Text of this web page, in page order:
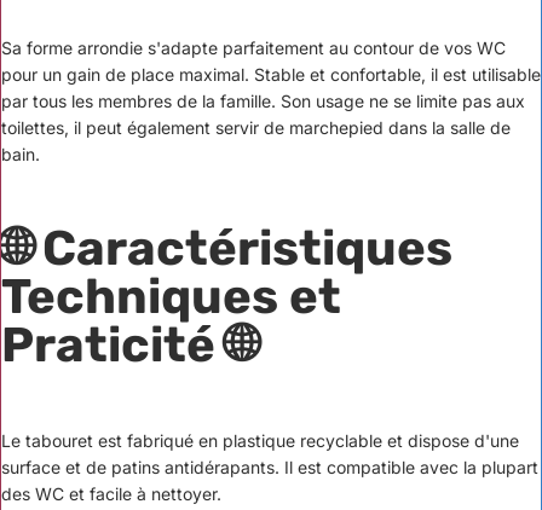
Sa forme arrondie s'adapte parfaitement au contour de vos WC
pour un gain de place maximal. Stable et confortable, il est utilisable
par tous les membres de la famille. Son usage ne se limite pas aux
toilettes, il peut également servir de marchepied dans la salle de
bain.
🌐 Caractéristiques
Techniques et
Praticité 🌐
Le tabouret est fabriqué en plastique recyclable et dispose d'une
surface et de patins antidérapants. Il est compatible avec la plupart
des WC et facile à nettoyer.